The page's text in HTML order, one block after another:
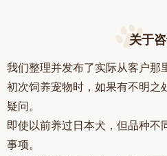
关于
我们整理并发布了实际从客户那
初次饲养宠物时，如果有不明之
疑问。
即使以前养过日本犬，但品种不
事项。